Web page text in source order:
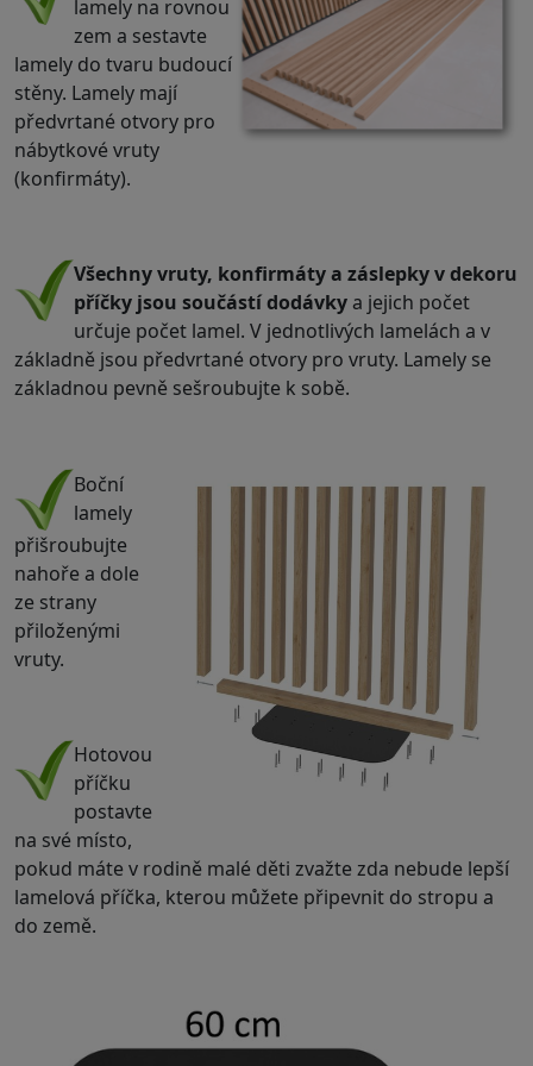
lamely na rovnou
zem a sestavte
lamely do tvaru budoucí
stěny. Lamely mají
předvrtané otvory pro
nábytkové vruty
(konfirmáty).
Všechny vruty, konfirmáty a záslepky v dekoru
příčky jsou součástí dodávky a jejich počet
určuje počet lamel. V jednotlivých lamelách a v
základně jsou předvrtané otvory pro vruty. Lamely se
základnou pevně sešroubujte k sobě.
Boční
lamely
přišroubujte
nahoře a dole
ze strany
přiloženými
vruty.
Hotovou
příčku
postavte
na své místo,
pokud máte v rodině malé děti zvažte zda nebude lepší
lamelová příčka, kterou můžete připevnit do stropu a
do země.